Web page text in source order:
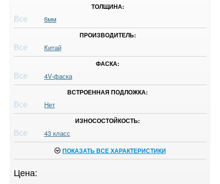
ТОЛЩИНА:
Все 6мм
ПРОИЗВОДИТЕЛЬ:
Все Китай
ФАСКА:
Все 4V-фаска
ВСТРОЕННАЯ ПОДЛОЖКА:
Все Нет
ИЗНОСОСТОЙКОСТЬ:
Все 43 класс
ПОКАЗАТЬ ВСЕ ХАРАКТЕРИСТИКИ
Цена: